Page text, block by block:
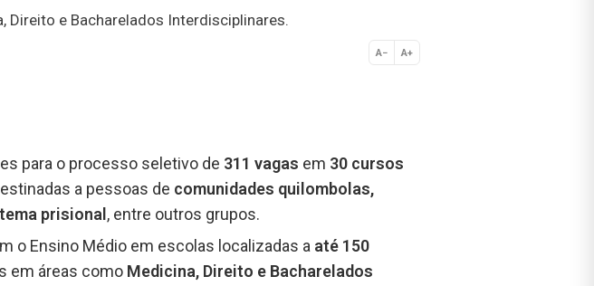
e Bacharelados Interdisciplinares.
A− A+
Normal
para o processo seletivo de 311 vagas em 30 cursos
a pessoas de comunidades quilombolas,
prisional , entre outros grupos.
o Ensino Médio em escolas localizadas a até 150
em áreas como Medicina, Direito e Bacharelados